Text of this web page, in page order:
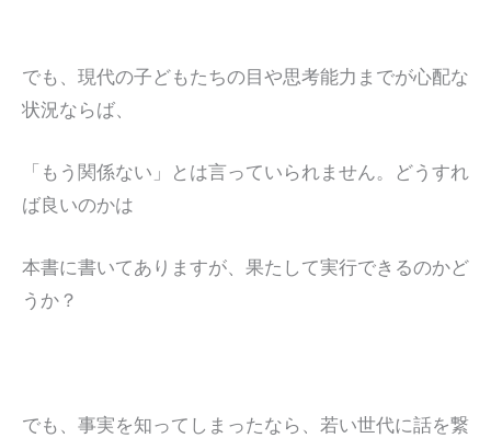
でも、現代の子どもたちの目や思考能力までが心配な
状況ならば、
「もう関係ない」とは言っていられません。どうすれ
ば良いのかは
本書に書いてありますが、果たして実行できるのかど
うか？
でも、事実を知ってしまったなら、若い世代に話を繋